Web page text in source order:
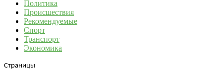
Политика
Происшествия
Рекомендуемые
Спорт
Транспорт
Экономика
Страницы